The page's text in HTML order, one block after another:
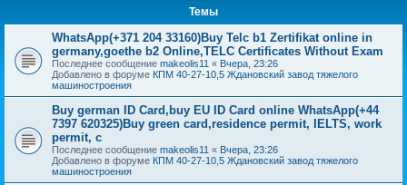
Темы
WhatsApp(+371 204 33160)Buy Telc b1 Zertifikat online in
germany,goethe b2 Online,TELC Certificates Without Exam
Последнее сообщение makeolis11 « Вчера, 23:26
Добавлено в форуме КПМ 40-27-10,5 Ждановский завод тяжелого
машиностроения
Buy german ID Card,buy EU ID Card online WhatsApp(+44
7397 620325)Buy green card,residence permit, IELTS, work
permit, c
Последнее сообщение makeolis11 « Вчера, 23:26
Добавлено в форуме КПМ 40-27-10,5 Ждановский завод тяжелого
машиностроения